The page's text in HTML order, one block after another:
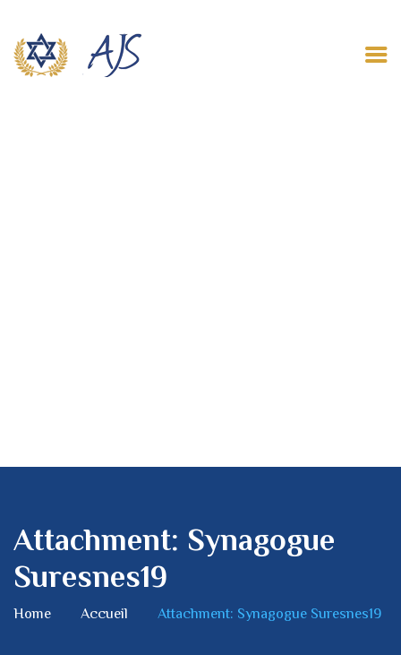
Attachment: Synagogue
Suresnes19
Home Accueil Attachment: Synagogue Suresnes19